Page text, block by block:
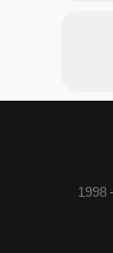
جميع الحقوق محفوظة © 2026 - 1998